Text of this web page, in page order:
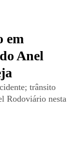
em
Anel
trânsito
Rodoviário nesta